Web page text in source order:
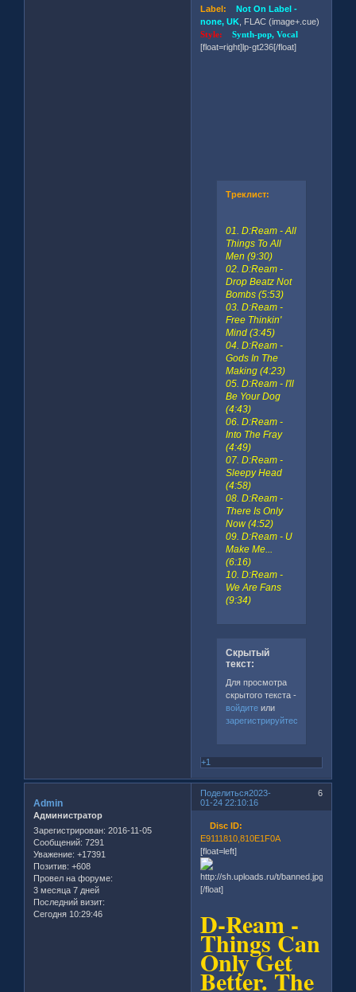
Label: Not On Label -
none, UK , FLAC (image+.cue)
Style:Synth-pop, Vocal
[float=right]lp-gt236[/float]
Треклист:
01. D:Ream - All
Things To All
Men (9:30)
02. D:Ream -
Drop Beatz Not
Bombs (5:53)
03. D:Ream -
Free Thinkin'
Mind (3:45)
04. D:Ream -
Gods In The
Making (4:23)
05. D:Ream - I'll
Be Your Dog
(4:43)
06. D:Ream -
Into The Fray
(4:49)
07. D:Ream -
Sleepy Head
(4:58)
08. D:Ream -
There Is Only
Now (4:52)
09. D:Ream - U
Make Me...
(6:16)
10. D:Ream -
We Are Fans
(9:34)
Скрытый
текст:
Для просмотра
скрытого текста -
войдитеили
зарегистрируйтесь
+1
Поделиться 6
2023-
01-24 22:10:16
Admin
Администратор
Зарегистрирован: 2016-11-05
Сообщений: 7291
Уважение: +17391
Позитив: +608
Провел на форуме:
3 месяца 7 дней
Последний визит:
Сегодня 10:29:46
Disc ID:
E9111810,810E1F0A
[float=left]
[/float]
D-Ream -
Things Can
Only Get
Better. The